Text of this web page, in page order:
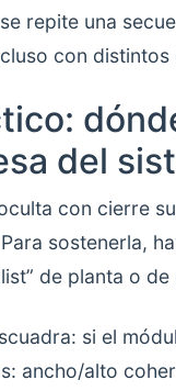
repite una
con
del
con cierre
sostenerla,
de planta o de
si el
ancho/alto